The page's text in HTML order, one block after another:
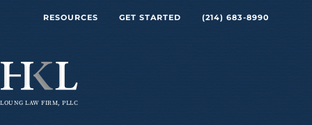
LOUNG LAW FIRM, PLLC
RESOURCES GET STARTED (214) 683-8990